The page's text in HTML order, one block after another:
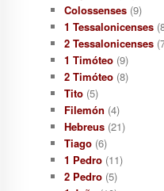
Colossenses(9)
1 Tessalonicenses
2 Tessalonicenses
1 Timóteo(9)
2 Timóteo(8)
Tito(5)
Filemón (4)
Hebreus(21)
Tiago(6)
1 Pedro(11)
2 Pedro(5)